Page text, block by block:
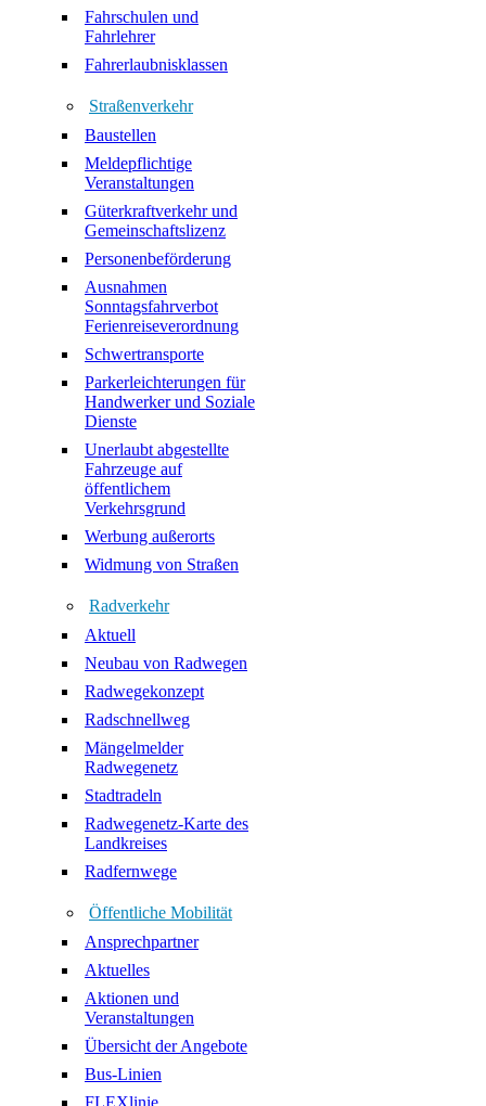
Fahrschulen und
Fahrlehrer
Fahrerlaubnisklassen
Straßenverkehr
Baustellen
Meldepflichtige
Veranstaltungen
Güterkraftverkehr und
Gemeinschaftslizenz
Personenbeförderung
Ausnahmen
Sonntagsfahrverbot
Ferienreiseverordnung
Schwertransporte
Parkerleichterungen für
Handwerker und Soziale
Dienste
Unerlaubt abgestellte
Fahrzeuge auf
öffentlichem
Verkehrsgrund
Werbung außerorts
Widmung von Straßen
Radverkehr
Aktuell
Neubau von Radwegen
Radwegekonzept
Radschnellweg
Mängelmelder
Radwegenetz
Stadtradeln
Radwegenetz-Karte des
Landkreises
Radfernwege
Öffentliche Mobilität
Ansprechpartner
Aktuelles
Aktionen und
Veranstaltungen
Übersicht der Angebote
Bus-Linien
FLEXlinie